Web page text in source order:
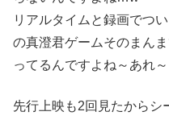
リアルタイムと録画でつ
の真澄君ゲームそのまん
ってるんですよね～あれ～
先行上映も2回見たからシ